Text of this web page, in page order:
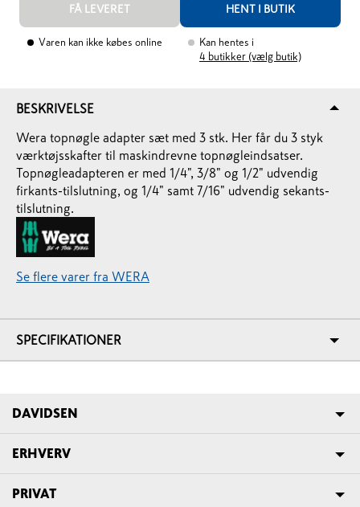
FÅ LEVERET HENT I BUTIK
Varen kan ikke købes online
Kan hentes i
4 butikker (vælg butik)
BESKRIVELSE
Wera topnøgle adapter sæt med 3 stk. Her får du 3 styk
værktøjsskafter til maskindrevne topnøgleindsatser.
Topnøgleadapteren er med 1/4", 3/8" og 1/2" udvendig
firkants-tilslutning, og 1/4" samt 7/16" udvendig sekants-
tilslutning.
Se flere varer fra WERA
SPECIFIKATIONER
DAVIDSEN
ERHVERV
PRIVAT